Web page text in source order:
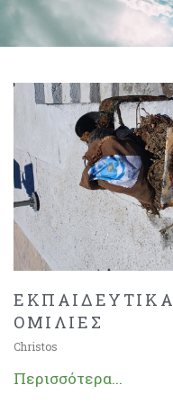
ΟΜΙΛΙΕΣ
Christos
Περισσότερα...